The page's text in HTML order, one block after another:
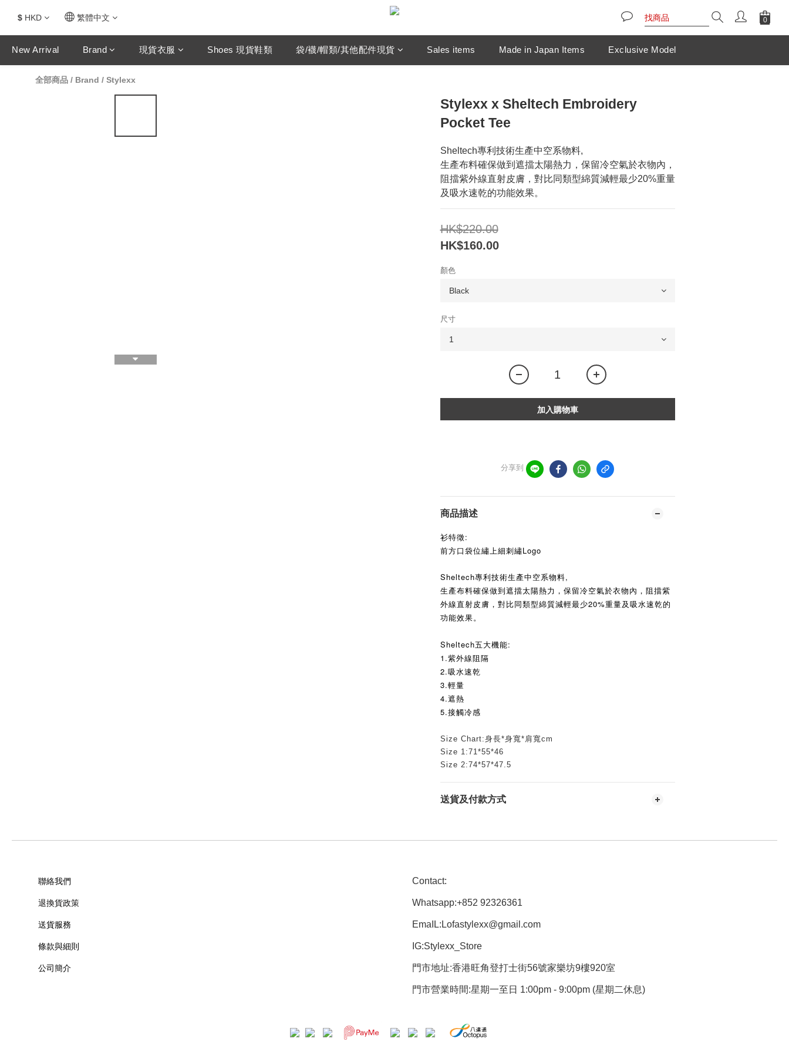
$ HKD 繁體中文
New Arrival Brand 現貨衣服 Shoes 現貨鞋類 袋/襪/帽類/其他配件現貨 Sales items Made in Japan Items Exclusive Model
全部商品 / Brand / Stylexx
Stylexx x Sheltech Embroidery
Pocket Tee
Sheltech專利技術生產中空系物料,
生產布料確保做到遮擋太陽熱力，保留冷空氣於衣物內，
阻擋紫外線直射皮膚，對比同類型綿質減輕最少20%重量
及吸水速乾的功能效果。
HK$220.00
HK$160.00
顏色
尺寸
加入購物車
分享到
商品描述
衫特徵:
前方口袋位繡上細刺繡Logo
Sheltech專利技術生產中空系物料,
生產布料確保做到遮擋太陽熱力，保留冷空氣於衣物內，阻擋紫
外線直射皮膚，對比同類型綿質減輕最少20%重量及吸水速乾的
功能效果。
Sheltech五大機能:
1.紫外線阻隔
2.吸水速乾
3.輕量
4.遮熱
5.接觸冷感
Size Chart:身長*身寬*肩寬cm
Size 1:71*55*46
Size 2:74*57*47.5
送貨及付款方式
聯絡我們
退換貨政策
送貨服務
條款與細則
公司簡介
Contact:
Whatsapp:+852 92326361
EmaIL:Lofastylexx@gmail.com
IG:Stylexx_Store
門市地址:香港旺角登打士街56號家樂坊9樓920室
門市營業時間:星期一至日 1:00pm - 9:00pm (星期二休息)